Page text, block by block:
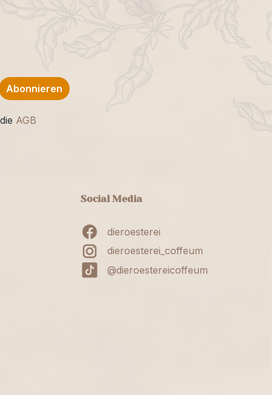
Abonnieren
AGB
Social Media
dieroesterei
dieroesterei_coffeum
@dieroestereicoffeum